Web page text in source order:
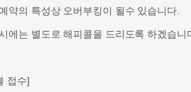
약의 특성상 오버부킹이 될수 있습니다.
에는 별도로 해피콜을 드리도록 하겠습니
접수]